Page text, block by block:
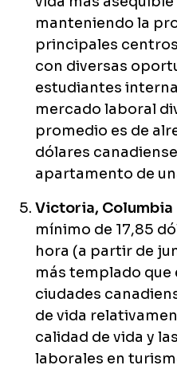
manteniendo la
principales
con diversas
estudiantes
mercado laboral
promedio es de
dólares
apartamento de
Victoria,
mínimo de 17,85
hora (a partir de
más templado que
ciudades
de vida
calidad de vida y
laborales en